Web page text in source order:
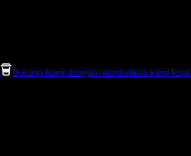
Dukung kami dengan membelikan kami kopi.